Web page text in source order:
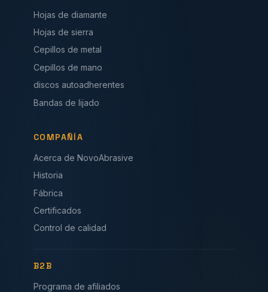
Hojas de diamante
Hojas de sierra
Cepillos de metal
Cepillos de mano
discos autoadherentes
Bandas de lijado
COMPAÑÍA
Acerca de NovoAbrasive
Historia
Fábrica
Certificados
Control de calidad
B2B
Programa de afiliados